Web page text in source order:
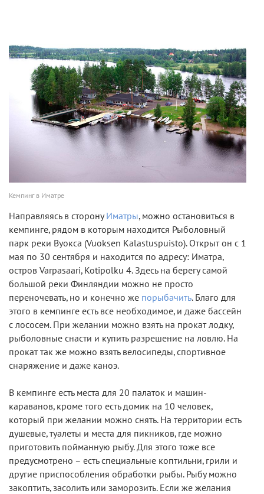
Кемпинг в Иматре
Направляясь в сторонуИматры, можно остановиться в
кемпинге, рядом в которым находится Рыболовный
парк реки Вуокса (Vuoksen Kalastuspuisto). Открыт он с 1
мая по 30 сентября и находится по адресу: Иматра,
остров Varpasaari, Kotipolku 4. Здесь на берегу самой
большой реки Финляндии можно не просто
переночевать, но и конечно же порыбачить. Благо для
этого в кемпинге есть все необходимое, и даже бассейн
с лососем. При желании можно взять на прокат лодку,
рыболовные снасти и купить разрешение на ловлю. На
прокат так же можно взять велосипеды, спортивное
снаряжение и даже каноэ.
В кемпинге есть места для 20 палаток и машин-
караванов, кроме того есть домик на 10 человек,
который при желании можно снять. На территории есть
душевые, туалеты и места для пикников, где можно
приготовить пойманную рыбу. Для этого тоже все
предусмотрено – есть специальные коптильни, грили и
другие приспособления обработки рыбы. Рыбу можно
закоптить, засолить или заморозить. Если же желания